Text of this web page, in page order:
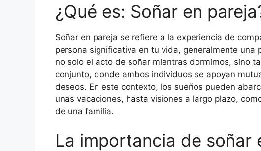
¿Qué es: Soñar en
Soñar en pareja se refiere a la experiencia de
persona significativa en tu vida, generalmente una
no solo el acto de soñar mientras dormimos, sino
conjunto, donde ambos individuos se apoyan
deseos. En este contexto, los sueños pueden
unas vacaciones, hasta visiones a largo plazo,
de una familia.
La importancia de soñar